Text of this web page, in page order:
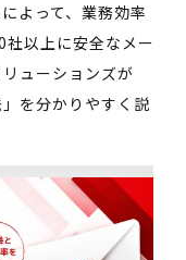
よって、業務効率
以上に安全なメー
ューションズが
を分かりやすく説